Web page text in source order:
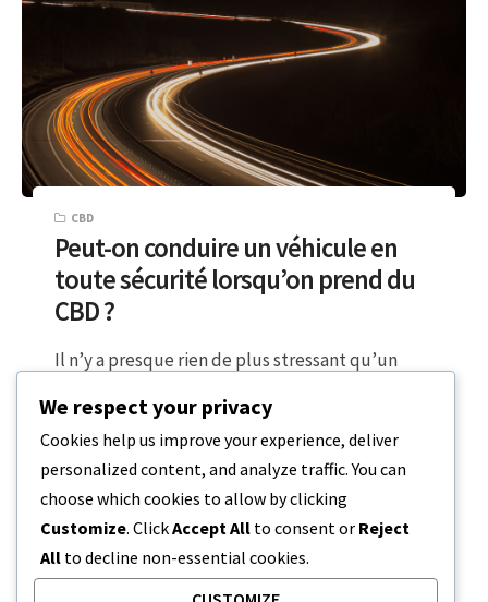
CBD
Peut-on conduire un véhicule en
toute sécurité lorsqu’on prend du
CBD ?
Il n’y a presque rien de plus stressant qu’un
lieu de…
2 MINUTES DE LECTURE 22 JANVIER 2024
We respect your privacy
Cookies help us improve your experience, deliver
personalized content, and analyze traffic. You can
choose which cookies to allow by clicking
Customize. ClickAccept All to consent or Reject
All to decline non-essential cookies.